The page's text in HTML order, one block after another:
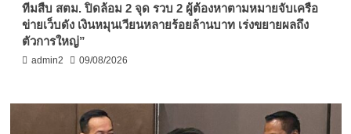
ทีมสืบ สตม. ปิดล้อม 2 จุด รวบ 2 ผู้ต้องหาตามหมายจับเครือ
ข่ายเว็บดัง เงินหมุนเวียนหลายร้อยล้านบาท เร่งขยายผลถึง
ตัวการใหญ่”
admin2 09/08/2026